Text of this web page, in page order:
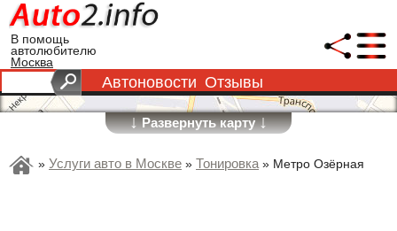
В помощь
автолюбителю
Москва
Автоновости Отзывы
↓Развернуть карту↓
» Услуги авто в Москве » Тонировка» Метро Озёрная